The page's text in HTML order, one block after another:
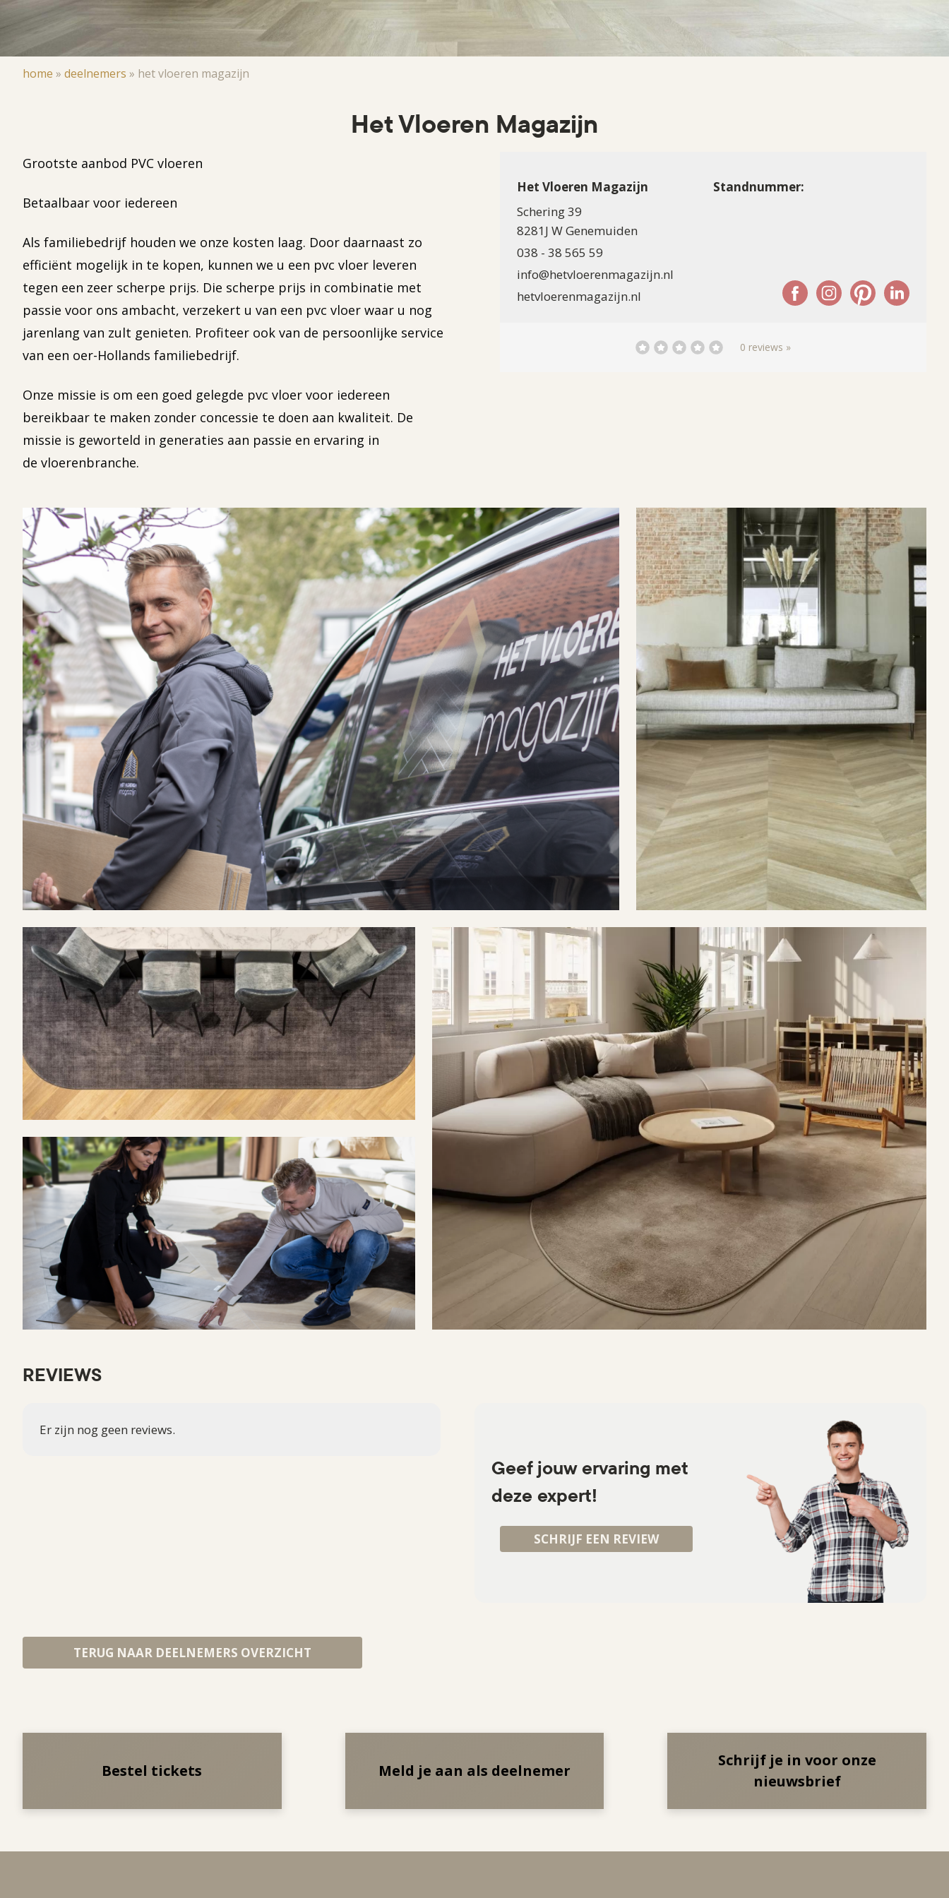
Kruimelpad
home » deelnemers » het vloeren magazijn
Het Vloeren Magazijn
Grootste aanbod PVC vloeren
Betaalbaar voor iedereen
Als familiebedrijf houden we onze kosten laag. Door daarnaast zo
efficiënt mogelijk in te kopen, kunnen we u een pvc vloer leveren
tegen een zeer scherpe prijs. Die scherpe prijs in combinatie met
passie voor ons ambacht, verzekert u van een pvc vloer waar u nog
jarenlang van zult genieten. Profiteer ook van de persoonlijke service
van een oer-Hollands familiebedrijf.
Onze missie is om een goed gelegde pvc vloer voor iedereen
bereikbaar te maken zonder concessie te doen aan kwaliteit. De
missie is geworteld in generaties aan passie en ervaring in
de vloerenbranche.
Het Vloeren Magazijn
Schering 39
8281J W Genemuiden
038 - 38 565 59
info@hetvloerenmagazijn.nl
hetvloerenmagazijn.nl
Standnummer:
0 reviews »
REVIEWS
Er zijn nog geen reviews.
Geef jouw ervaring met
deze expert!
SCHRIJF EEN REVIEW
TERUG NAAR DEELNEMERS OVERZICHT
Bestel tickets Meld je aan als deelnemer
Schrijf je in voor onze
nieuwsbrief